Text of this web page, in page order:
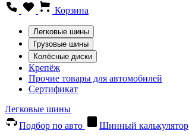
Корзина
Легковые шины
Грузовые шины
Колёсные диски
Крепёж
Прочие товары для автомобилей
Сертификат
Легковые шины
Подбор по авто
Шинный калькулятор